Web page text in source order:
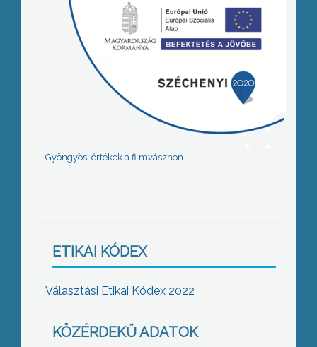
Gyöngyösi értékek a filmvásznon
ETIKAI KÓDEX
Választási Etikai Kódex 2022
KÖZÉRDEKŰ ADATOK